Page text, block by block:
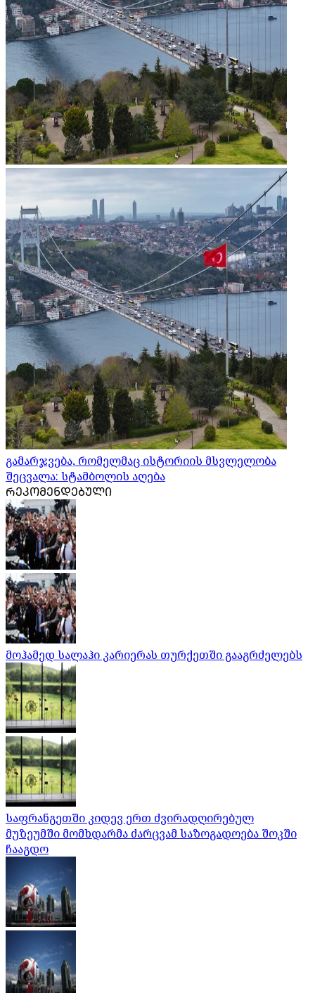
გამარჯვება, რომელმაც ისტორიის მსვლელობა
შეცვალა: სტამბოლის აღება
ᲠᲔᲙᲝᲛᲔᲜᲓᲔᲑᲣᲚᲘ
მოჰამედ სალაჰი კარიერას თურქეთში გააგრძელებს
საფრანგეთში კიდევ ერთ ძვირადღირებულ
მუზეუმში მომხდარმა ძარცვამ საზოგადოება შოკში
ჩააგდო